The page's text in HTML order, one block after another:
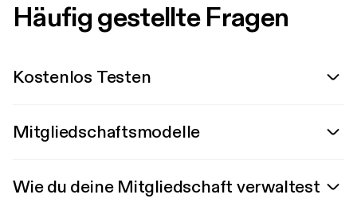
Häufig gestellte Fragen
Kostenlos Testen
Mitgliedschaftsmodelle
Wie du deine Mitgliedschaft verwaltest